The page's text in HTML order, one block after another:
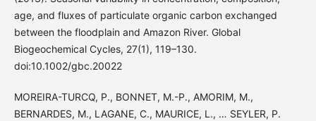
age, and fluxes of particulate organic carbon exchanged
between the floodplain and Amazon River. Global
Biogeochemical Cycles, 27(1), 119–130.
doi:10.1002/gbc.20022
MOREIRA-TURCQ, P., BONNET, M.-P., AMORIM, M.,
BERNARDES, M., LAGANE, C., MAURICE, L., … SEYLER, P.